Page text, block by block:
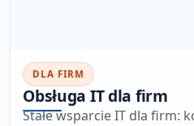
DLA FIRM
Obsługa IT dla firm
Stałe wsparcie IT dla firm: